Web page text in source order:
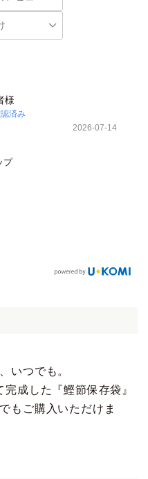
様
済み
2026-07-14
プ
いつでも。
成した『鰹節保存袋』
もご購入いただけま